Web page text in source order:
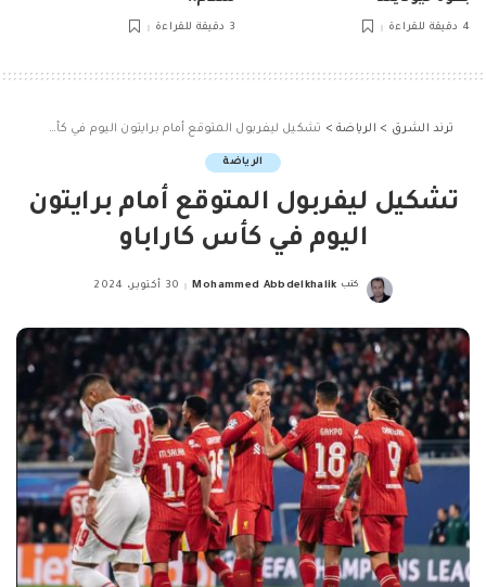
4 دقيقة للقراءة 3 دقيقة للقراءة
ترند الشرق > الرياضة> تشكيل ليفربول المتوقع أمام برايتون اليوم في كأس كاراباو
الرياضة
تشكيل ليفربول المتوقع أمام برايتون
اليوم في كأس كاراباو
Posted
كتب Mohammed Abbdelkhalik 30 أكتوبر، 2024